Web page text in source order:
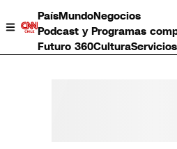
PaísMundoNegocios
Podcast y Programas
Futuro 360CulturaServicios